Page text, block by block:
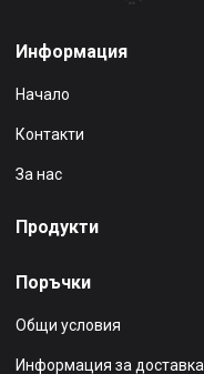
Информация
Начало
Контакти
За нас
Продукти
Поръчки
Общи условия
Информация за доставка